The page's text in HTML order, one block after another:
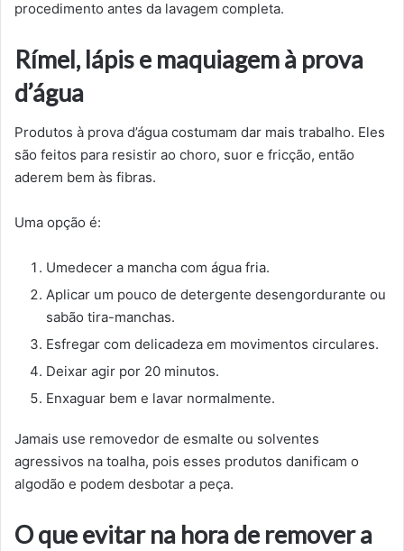
procedimento antes da lavagem completa.
Rímel, lápis e maquiagem à prova
d’água
Produtos à prova d’água costumam dar mais trabalho. Eles
são feitos para resistir ao choro, suor e fricção, então
aderem bem às fibras.
Uma opção é:
Umedecer a mancha com água fria.
Aplicar um pouco de detergente desengordurante ou
sabão tira-manchas.
Esfregar com delicadeza em movimentos circulares.
Deixar agir por 20 minutos.
Enxaguar bem e lavar normalmente.
Jamais use removedor de esmalte ou solventes
agressivos na toalha, pois esses produtos danificam o
algodão e podem desbotar a peça.
O que evitar na hora de remover a